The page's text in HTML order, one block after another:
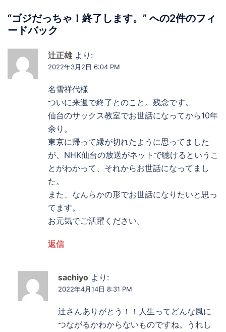
シ
ョ
“ゴジだっちゃ！終了します。 ” への2件のフィ
ードバック
辻正雄 より:
2022年3月2日 6:04 PM
名雪祥代様
ついに来週で終了とのこと。残念です。
仙台のサックス教室でお世話になってから10年
余り。
東京に帰って縁が切れたように思ってました
が、NHK仙台の放送がネットで聴けるというこ
とがわかって、それからお世話になってまし
た。
また、なんらかの形でお世話になりたいと思っ
てます。
お元気でご活躍ください。
返信
sachiyo より:
2022年4月14日 8:31 PM
辻さんありがとう！！人生ってどんな風に
つながるかわからないものですね。うれし